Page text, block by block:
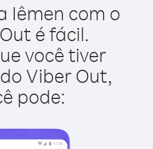
Iêmen com o
é fácil.
você tiver
Viber Out,
pode: